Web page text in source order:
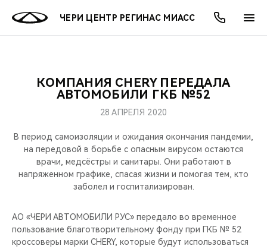
ЧЕРИ ЦЕНТР РЕГИНАС МИАСС
МОДЕЛИ
КРОССОВЕРЫ
НОВИНКИ
ПОКУПАТЕЛЯМ
КРЕДИТ И СТРАХОВАНИЕ
ВЛАДЕЛЬЦАМ
ЗАПЧАСТИ И АКСЕССУАРЫ
ПОДДЕРЖКА
МИР CHERY
О БРЕНДЕ
CHERY В СОЦСЕТЯХ
БЛАГОТВОРИТЕЛЬНОСТЬ
АКЦИИ
ОНЛАЙН СЕРВИСЫ
КРЕДИТ
О КОМПАНИИ
МЫ В СОЦСЕТЯХ
КОМПАНИЯ CHERY ПЕРЕДАЛА
АВТОМОБИЛИ ГКБ №52
28 АПРЕЛЯ 2020
В период самоизоляции и ожидания окончания пандемии,
на передовой в борьбе с опасным вирусом остаются
врачи, медсёстры и санитары. Они работают в
напряженном графике, спасая жизни и помогая тем, кто
заболел и госпитализирован.
АО «ЧЕРИ АВТОМОБИЛИ РУС» передало во временное
пользование благотворительному фонду при ГКБ № 52
кроссоверы марки CHERY, которые будут использоваться